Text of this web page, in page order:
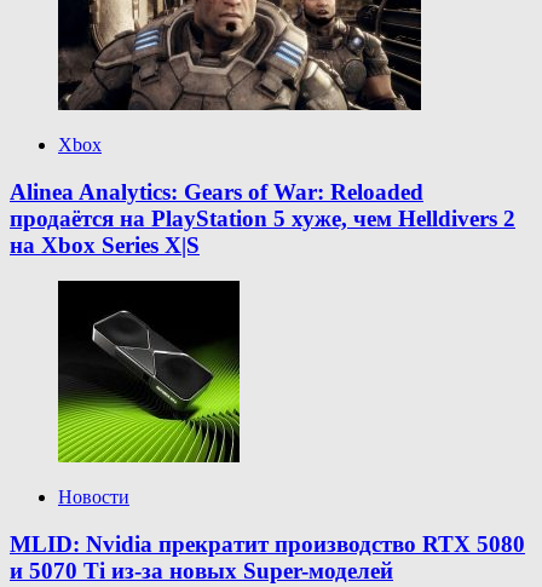
Xbox
Alinea Analytics: Gears of War: Reloaded
продаётся на PlayStation 5 хуже, чем Helldivers 2
на Xbox Series X|S
Новости
MLID: Nvidia прекратит производство RTX 5080
и 5070 Ti из-за новых Super-моделей